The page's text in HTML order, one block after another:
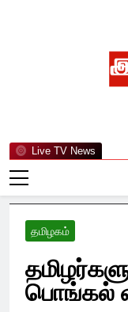
Live TV News
தமிழகம்
பொங்கல்